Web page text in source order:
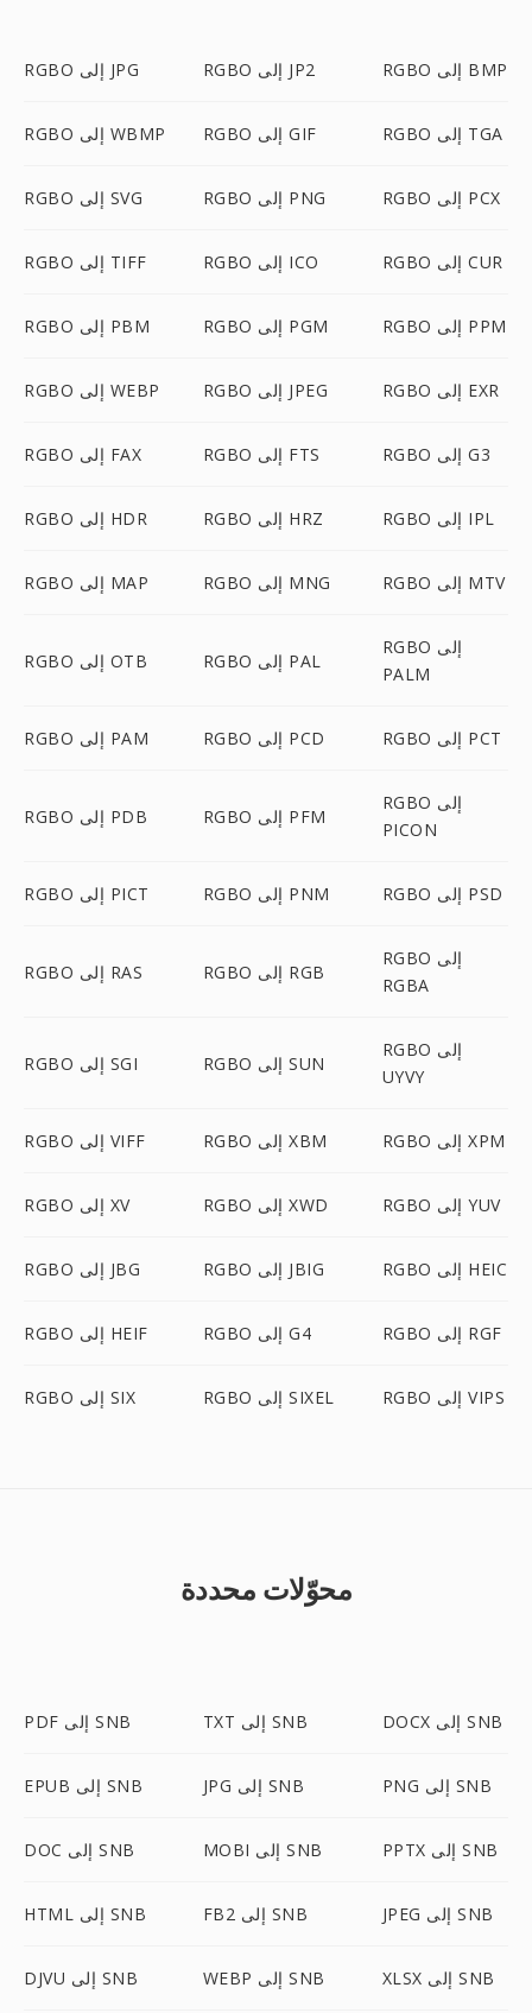
RGBO إلى JPG RGBO إلى JP2 RGBO إلى BMP
RGBO إلى WBMP RGBO إلى GIF RGBO إلى TGA
RGBO إلى SVG RGBO إلى PNG RGBO إلى PCX
RGBO إلى TIFF RGBO إلى ICO RGBO إلى CUR
RGBO إلى PBM RGBO إلى PGM RGBO إلى PPM
RGBO إلى WEBP RGBO إلى JPEG RGBO إلى EXR
RGBO إلى FAX RGBO إلى FTS RGBO إلى G3
RGBO إلى HDR RGBO إلى HRZ RGBO إلى IPL
RGBO إلى MAP RGBO إلى MNG RGBO إلى MTV
RGBO إلى OTB RGBO إلى PAL
RGBO إلى
PALM
RGBO إلى PAM RGBO إلى PCD RGBO إلى PCT
RGBO إلى PDB RGBO إلى PFM
RGBO إلى
PICON
RGBO إلى PICT RGBO إلى PNM RGBO إلى PSD
RGBO إلى RAS RGBO إلى RGB
RGBO إلى
RGBA
RGBO إلى SGI RGBO إلى SUN
RGBO إلى
UYVY
RGBO إلى VIFF RGBO إلى XBM RGBO إلى XPM
RGBO إلى XV RGBO إلى XWD RGBO إلى YUV
RGBO إلى JBG RGBO إلى JBIG RGBO إلى HEIC
RGBO إلى HEIF RGBO إلى G4 RGBO إلى RGF
RGBO إلى SIX RGBO إلى SIXEL RGBO إلى VIPS
محوّلات محددة
PDF إلى SNB TXT إلى SNB DOCX إلى SNB
EPUB إلى SNB JPG إلى SNB PNG إلى SNB
DOC إلى SNB MOBI إلى SNB PPTX إلى SNB
HTML إلى SNB FB2 إلى SNB JPEG إلى SNB
DJVU إلى SNB WEBP إلى SNB XLSX إلى SNB